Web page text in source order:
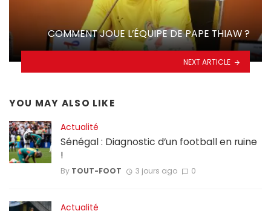
COMMENT JOUE L’ÉQUIPE DE PAPE THIAW ?
NEXT ARTICLE
YOU MAY ALSO LIKE
Actualité
Sénégal : Diagnostic d’un football en ruine
!
By TOUT-FOOT 3 jours ago 0
Actualité